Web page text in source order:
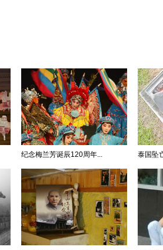
纪念梅兰芳诞辰120周年... 泰国坠